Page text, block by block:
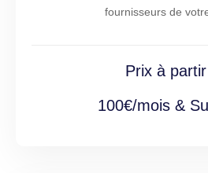
fournisseurs de
Prix à
100€/mois &